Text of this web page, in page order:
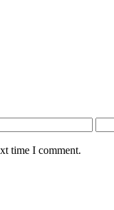
time I comment.